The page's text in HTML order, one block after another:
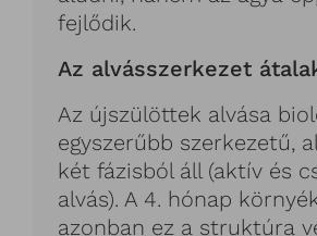
fejlődik.
Az alvásszerkezet
Az újszülöttek alvása
egyszerűbb szerkezetű,
két fázisból áll (aktív és
alvás). A 4. hónap
azonban ez a struktúra